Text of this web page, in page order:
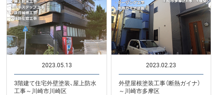
2023.05.13
3階建て住宅外壁塗装、屋上防水
工事～川崎市川崎区
2023.02.23
外壁屋根塗装工事（断熱ガイナ）
～川崎市多摩区